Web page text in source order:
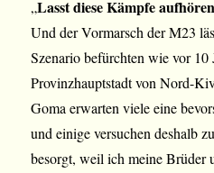
„Lasst diese Kämpfe
Und der Vormarsch der M23
Szenario befürchten wie vor 10
Provinzhauptstadt von Nord-
Goma erwarten viele eine
und einige versuchen deshalb
besorgt, weil ich meine Brüder